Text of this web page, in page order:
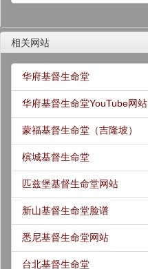
相关网站
华府基督生命堂
华府基督生命堂YouTube网站
蒙福基督生命堂（吉隆坡）
槟城基督生命堂
匹兹堡基督生命堂网站
新山基督生命堂脸谱
悉尼基督生命堂网站
台北基督生命堂